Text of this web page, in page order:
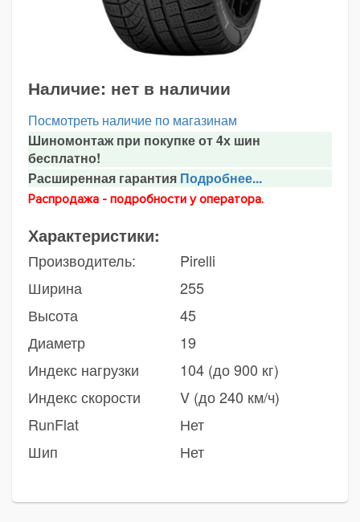
Наличие: нет в наличии
Посмотреть наличие по магазинам
Шиномонтаж при покупке от 4х шин
бесплатно!
Расширенная гарантия Подробнее...
Распродажа - подробности у оператора.
Характеристики:
Производитель:
Pirelli
Ширина
255
Высота
45
Диаметр
19
Индекс нагрузки
104 (до 900 кг)
Индекс скорости
V (до 240 км/ч)
RunFlat
Нет
Шип
Нет